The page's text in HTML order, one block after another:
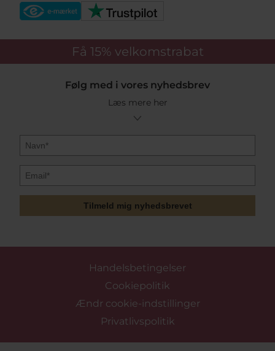
Få 15% velkomstrabat
Følg med i vores nyhedsbrev
Læs mere her
Tilmeld mig nyhedsbrevet
Handelsbetingelser
Cookiepolitik
Ændr cookie-indstillinger
Privatlivspolitik